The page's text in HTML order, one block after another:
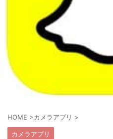
HOME >カメラアプリ >
カメラアプリ